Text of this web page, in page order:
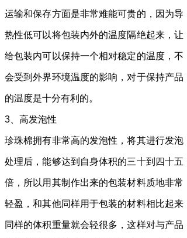
运输和保存方面是非常难能可贵的，因为导
热性低可以将包装内外的温度隔绝起来，让
给包装内可以保持一个相对稳定的温度，不
会受到外界环境温度的影响，对于保持产品
的温度是十分有利的。
3、高发泡性
珍珠棉拥有非常高的发泡性，将其进行发泡
处理后，能够达到自身体积的三十到四十五
倍，所以用其制作出来的包装材料质地非常
轻盈，和其他同样用于包装的材料相比起来
同样的体积重量就会轻很多，这样对与产品